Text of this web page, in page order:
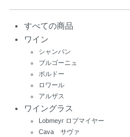
すべての商品
ワイン
シャンパン
ブルゴーニュ
ボルドー
ロワール
アルザス
ワイングラス
Lobmeyr ロブマイヤー
Cava サヴァ